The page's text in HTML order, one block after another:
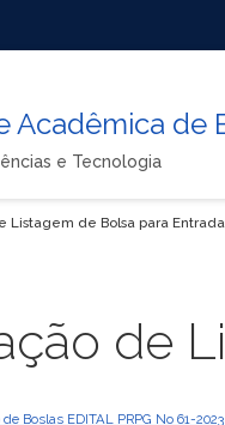
Acadêmica de
e Tecnologia
Listagem de Bolsa para
de
Boslas EDITAL PRPG No 61-